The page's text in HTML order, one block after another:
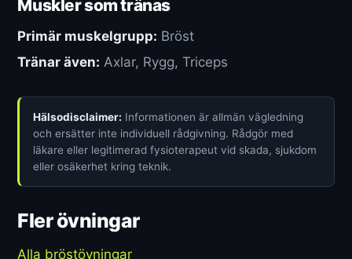
Muskler som tränas
Primär muskelgrupp: Bröst
Tränar även: Axlar, Rygg, Triceps
Hälsodisclaimer: Informationen är allmän vägledning
och ersätter inte individuell rådgivning. Rådgör med
läkare eller legitimerad fysioterapeut vid skada, sjukdom
eller osäkerhet kring teknik.
Fler övningar
Alla bröstövningar